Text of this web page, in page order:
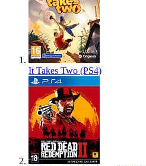
It Takes Two (PS4)